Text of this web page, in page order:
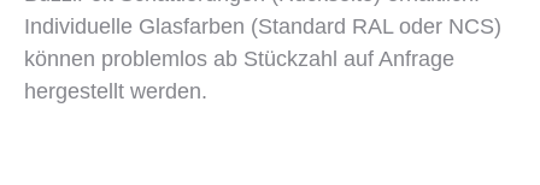
Individuelle Glasfarben (Standard RAL oder NCS)
können problemlos ab Stückzahl auf Anfrage
hergestellt werden.